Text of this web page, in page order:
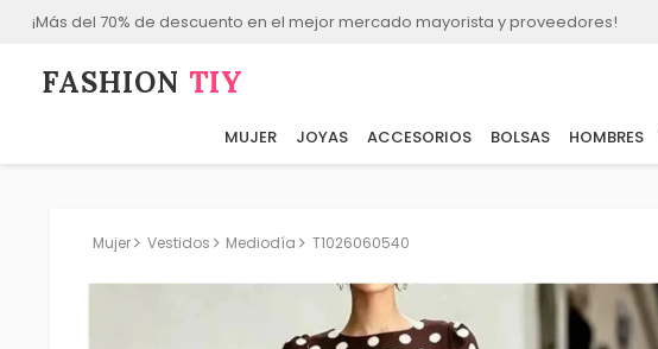
¡Más del 70% de descuento en el mejor mercado mayorista y proveedores!
FASHION⁠ TIY
MUJER JOYAS ACCESORIOS BOLSAS HOMBRES
Mujer Vestidos Mediodía T1026060540